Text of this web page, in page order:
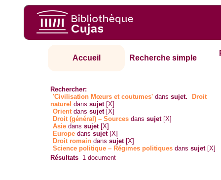
Accueil Recherche simple
Rechercher:
'Civilisation Mœurs et coutumes' danssujet.
Droit
naturel danssujet [X]
Orientdanssujet [X]
Droit (général) – Sources danssujet [X]
Asie danssujet [X]
Europe danssujet [X]
Droit romain danssujet [X]
Science politique – Régimes politiques danssujet [X]
Résultats 1 document